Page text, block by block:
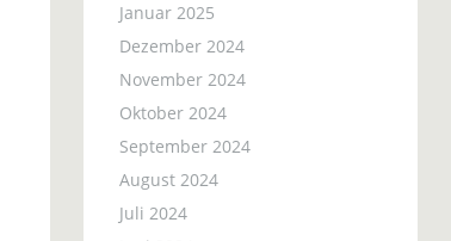
Januar 2025
Dezember 2024
November 2024
Oktober 2024
September 2024
August 2024
Juli 2024